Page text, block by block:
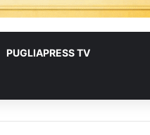
PUGLIAPRESS TV